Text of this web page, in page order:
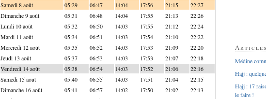
Samedi 8 août 05:29 06:47 14:04 17:56 21:15 22:27
Dimanche 9 août 05:31 06:48 14:04 17:55 21:13 22:26
Lundi 10 août 05:32 06:50 14:03 17:55 21:12 22:24
Mardi 11 août 05:34 06:51 14:03 17:54 21:10 22:22
Mercredi 12 août 05:35 06:52 14:03 17:53 21:09 22:20
Jeudi 13 août 05:37 06:53 14:03 17:53 21:07 22:18
Vendredi 14 août 05:38 06:54 14:03 17:52 21:06 22:16
Samedi 15 août 05:40 06:55 14:03 17:51 21:04 22:15
Dimanche 16 août 05:41 06:57 14:02 17:50 21:02 22:13
Médine
Hajj :
Hajj : 17
le faire !